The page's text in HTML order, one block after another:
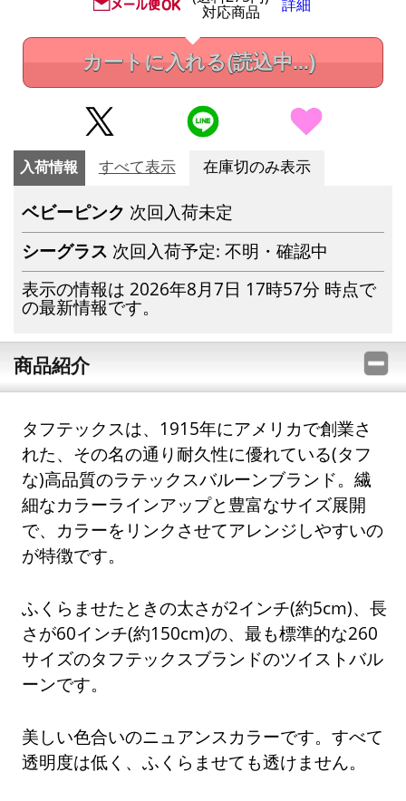
対応商品 詳細
カートに入れる(読込中...)
入荷情報 すべて表示 在庫切のみ表示
ベビーピンク 次回入荷未定
シーグラス 次回入荷予定: 不明・確認中
表示の情報は 2026年8月7日 17時57分 時点で
の最新情報です。
商品紹介
タフテックスは、1915年にアメリカで創業さ
れた、その名の通り耐久性に優れている(タフ
な)高品質のラテックスバルーンブランド。繊
細なカラーラインアップと豊富なサイズ展開
で、カラーをリンクさせてアレンジしやすいの
が特徴です。
ふくらませたときの太さが2インチ(約5cm)、長
さが60インチ(約150cm)の、最も標準的な260
サイズのタフテックスブランドのツイストバル
ーンです。
美しい色合いのニュアンスカラーです。すべて
透明度は低く、ふくらませても透けません。